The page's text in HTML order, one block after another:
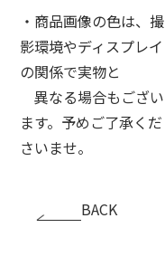
・商品画像の色は、撮
影環境やディスプレイ
の関係で実物と
異なる場合もござい
ます。予めご了承くだ
さいませ。
BACK